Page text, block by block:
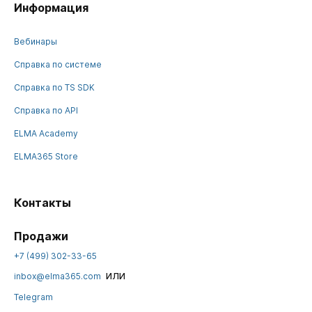
Информация
Вебинары
Справка по системе
Справка по TS SDK
Справка по API
ELMA Academy
ELMA365 Store
Контакты
Продажи
+7 (499) 302-33-65
inbox@elma365.com или
Telegram